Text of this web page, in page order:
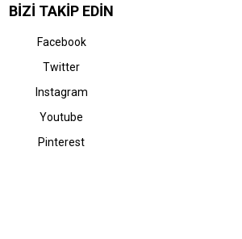
HP LaserJet Pro MFP
M428fdn Yazıcı
CF259X)
BİZİ TAKİP EDİN
Facebook
Twitter
Instagram
Youtube
Pinterest